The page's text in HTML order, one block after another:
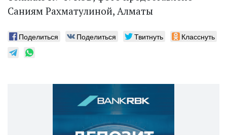
Саниям Рахматулиной, Алматы
Поделиться Поделиться Твитнуть Класснуть